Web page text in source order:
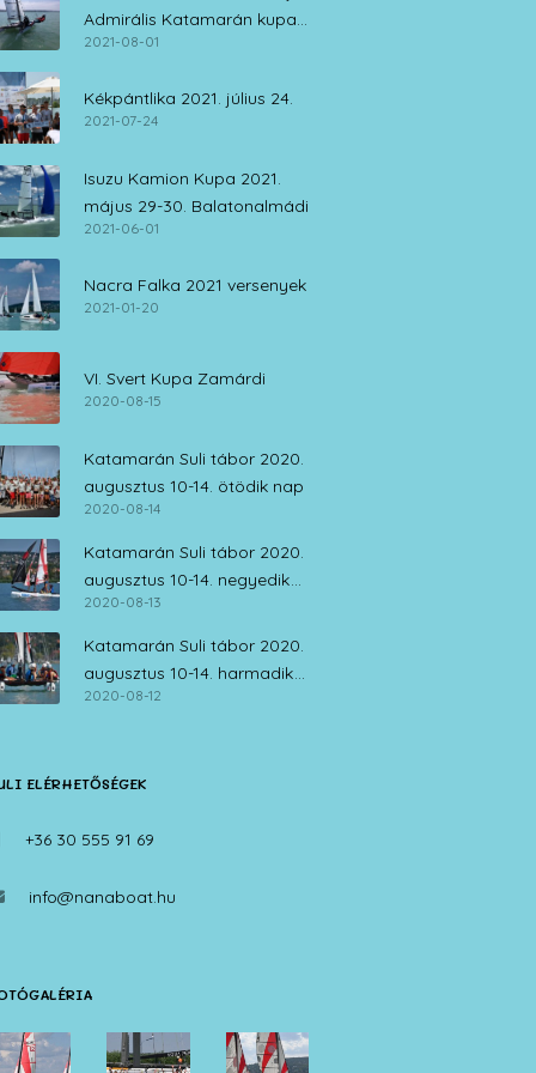
Admirális Katamarán kupa
július 30. – augusztus 1.
2021-08-01
Kékpántlika 2021. július 24.
2021-07-24
Isuzu Kamion Kupa 2021.
május 29-30. Balatonalmádi
2021-06-01
Nacra Falka 2021 versenyek
2021-01-20
VI. Svert Kupa Zamárdi
2020-08-15
Katamarán Suli tábor 2020.
augusztus 10-14. ötödik nap
2020-08-14
Katamarán Suli tábor 2020.
augusztus 10-14. negyedik
nap
2020-08-13
Katamarán Suli tábor 2020.
augusztus 10-14. harmadik
nap
2020-08-12
ELÉRHETŐSÉGEK
+36 30 555 91 69
info@nanaboat.hu